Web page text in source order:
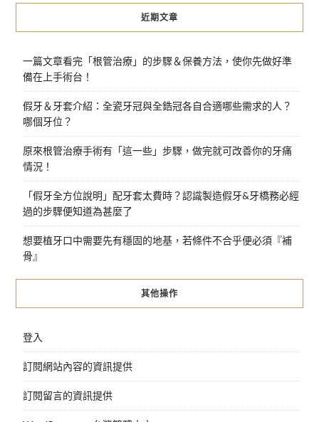
近期文章
一篇文章看完「根管治療」的步驟＆保養方法，使你先做好準
備在上手術台！
假牙＆牙套介紹：全瓷牙冠與全鋯冠各自合適哪些需求的人？
哪個牙位？
原來根管治療手術有「這一些」步驟，做完就可改善你的牙痛
情況！
「假牙全方位說明」配牙套太費時？認識製造假牙&牙橋務必經
過的步驟便知道為甚麼了
想要植牙口中需要先有穩固的地基，若條件不合乎便必須『補
骨』
其他操作
登入
訂閱網站內容的資訊提供
訂閱留言的資訊提供